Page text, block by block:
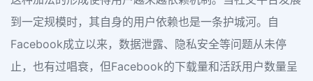
到一定规模时，其自身的用户依赖也是一条护城河。自
Facebook成立以来，数据泄露、隐私安全等问题从未停
止，也有过唱衰，但Facebook的下载量和活跃用户数量呈